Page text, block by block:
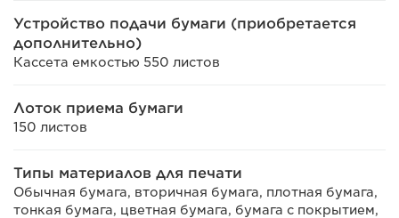
Устройство подачи бумаги (приобретается
дополнительно)
Кассета емкостью 550 листов
Лоток приема бумаги
150 листов
Типы материалов для печати
Обычная бумага, вторичная бумага, плотная бумага,
тонкая бумага, цветная бумага, бумага с покрытием,